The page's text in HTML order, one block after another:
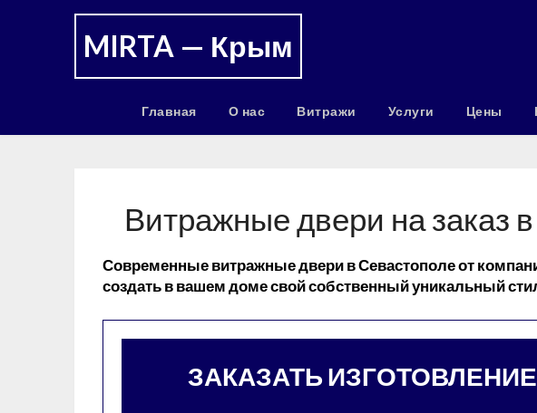
MIRTA — Крым
Главная О нас Витражи Услуги Цены
Витражные двери на заказ
Современные витражные двери в Севастополе от
создать в вашем доме свой собственный уникальный
ЗАКАЗАТЬ